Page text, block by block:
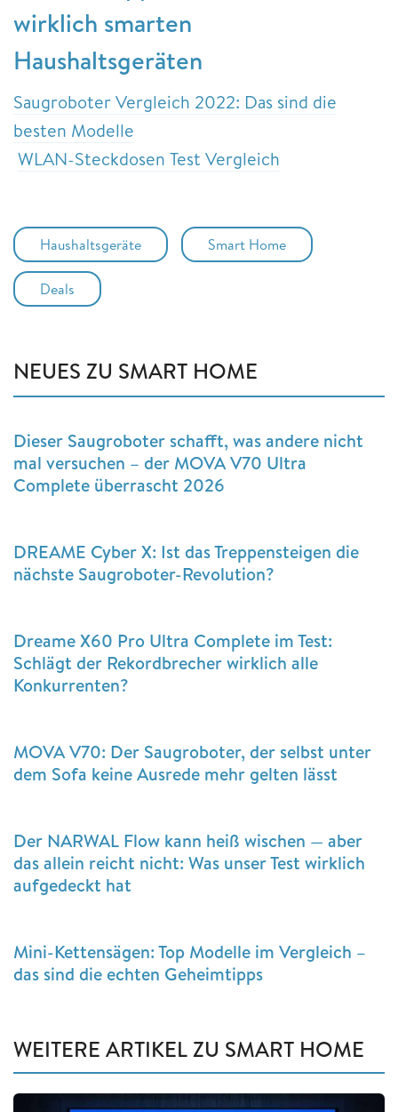
wirklich smarten
Haushaltsgeräten
Saugroboter Vergleich 2022: Das sind die
besten Modelle
WLAN-Steckdosen Test Vergleich
Haushaltsgeräte Smart Home
Deals
NEUES ZU SMART HOME
Dieser Saugroboter schafft, was andere nicht
mal versuchen – der MOVA V70 Ultra
Complete überrascht 2026
DREAME Cyber X: Ist das Treppensteigen die
nächste Saugroboter-Revolution?
Dreame X60 Pro Ultra Complete im Test:
Schlägt der Rekordbrecher wirklich alle
Konkurrenten?
MOVA V70: Der Saugroboter, der selbst unter
dem Sofa keine Ausrede mehr gelten lässt
Der NARWAL Flow kann heiß wischen — aber
das allein reicht nicht: Was unser Test wirklich
aufgedeckt hat
Mini-Kettensägen: Top Modelle im Vergleich –
das sind die echten Geheimtipps
WEITERE ARTIKEL ZU SMART HOME